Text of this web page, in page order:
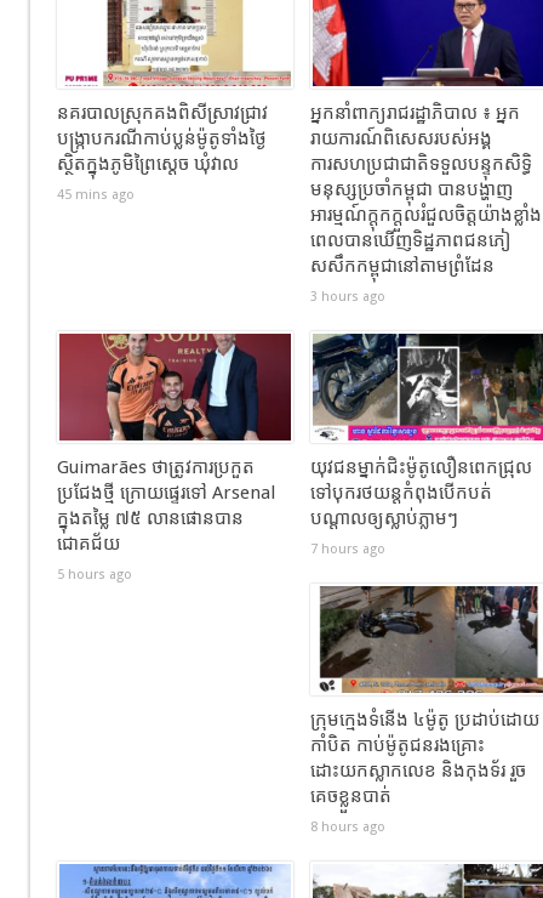
នគរបាលស្រុកគងពិសីស្រាវជ្រាវ
បង្ក្រាបករណីកាប់ប្លន់ម៉ូតូទាំងថ្ងៃ
ស្ថិតក្នុងភូមិព្រៃស្ដេច ឃុំវាល
45 mins ago
អ្នកនាំពាក្យរាជរដ្ឋាភិបាល ៖ អ្នក
រាយការណ៍ពិសេសរបស់អង្គ
ការសហប្រជាជាតិទទួលបន្ទុកសិទ្ធិ
មនុស្សប្រចាំកម្ពុជា បានបង្ហាញ
អារម្មណ៍ក្តុកក្តួលរំជួលចិត្តយ៉ាងខ្លាំង
ពេលបានឃើញទិដ្ឋភាពជនភៀ
សសឹកកម្ពុជានៅតាមព្រំដែន
3 hours ago
Guimarães ថាត្រូវការប្រកួត
ប្រជែងថ្មី ក្រោយផ្ទេរទៅ Arsenal
ក្នុងតម្លៃ ៧៥ លានផោនបាន
ជោគជ័យ
5 hours ago
យុវជនម្នាក់ជិះម៉ូតូលឿនពេកជ្រុល
ទៅបុករថយន្តកំពុងបើកបត់
បណ្តាលឲ្យស្លាប់ភ្លាមៗ
7 hours ago
ក្រុមក្មេងទំនើង ៤ម៉ូតូ ប្រដាប់ដោយ
កាំបិត កាប់ម៉ូតូជនរងគ្រោះ
ដោះយកស្លាកលេខ និងកុងទ័រ រួច
គេចខ្លួនបាត់
8 hours ago